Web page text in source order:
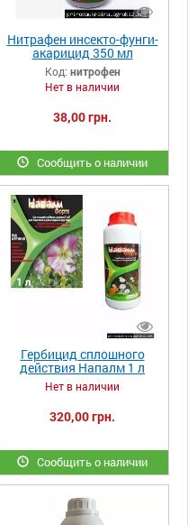
Нитрафен инсекто-фунги-
акарицид 350 мл
Код: нитрофен
Нет в наличии
38,00 грн.
Сообщить о наличии
Гербицид сплошного
действия Напалм 1 л
Нет в наличии
320,00 грн.
Сообщить о наличии